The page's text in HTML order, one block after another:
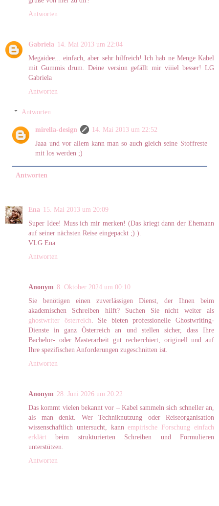
Antworten
Gabriela 14. Mai 2013 um 22:04
Megaidee... einfach, aber sehr hilfreich! Ich hab ne Menge Kabel
mit Gummis drum. Deine version gefällt mir viiiel besser! LG
Gabriela
Antworten
Antworten
mirella-design
14. Mai 2013 um 22:52
Jaaa und vor allem kann man so auch gleich seine Stoffreste
mit los werden ;)
Antworten
Ena 15. Mai 2013 um 20:09
Super Idee! Muss ich mir merken! (Das kriegt dann der Ehemann
auf seiner nächsten Reise eingepackt ;) ).
VLG Ena
Antworten
Anonym 8. Oktober 2024 um 00:10
Sie benötigen einen zuverlässigen Dienst, der Ihnen beim
akademischen Schreiben hilft? Suchen Sie nicht weiter als
ghostwriter österreich . Sie bieten professionelle Ghostwriting-
Dienste in ganz Österreich an und stellen sicher, dass Ihre
Bachelor- oder Masterarbeit gut recherchiert, originell und auf
Ihre spezifischen Anforderungen zugeschnitten ist.
Antworten
Anonym 28. Juni 2026 um 20:22
Das kommt vielen bekannt vor – Kabel sammeln sich schneller an,
als man denkt. Wer Techniknutzung oder Reiseorganisation
wissenschaftlich untersucht, kannempirische Forschung einfach
erklärt beim strukturierten Schreiben und Formulieren
unterstützen.
Antworten